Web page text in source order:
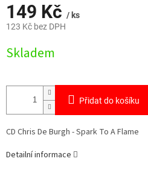
149 Kč / ks
123 Kč bez DPH
cena:
Skladem
Přidat do košíku
CD Chris De Burgh - Spark To A Flame
Detailní informace